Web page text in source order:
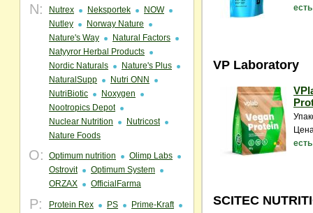
N: Nutrex Neksportek
NOW
Nutley
Norway Nature
Nature's Way
Natural Factors
Natyyror Herbal Products
Nordic Naturals
Nature's Plus
NaturalSupp
Nutri ONN
NutriBiotic
Noxygen
Nootropics Depot
Nuclear Nutrition
Nutricost
Nature Foods
O: Optimum nutrition
Olimp Labs
Ostrovit
Optimum System
ORZAX
OfficialFarma
P: Protein Rex PS
Prime-Kraft
VP Laboratory
SCITEC